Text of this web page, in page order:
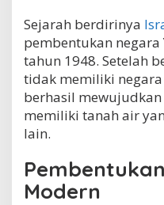
Sejarah berdirinya
pembentukan
tahun 1948. Setelah
tidak memiliki
berhasil
memiliki tanah air
lain.
Modern